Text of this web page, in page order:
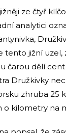
ze čtyř
analytici
tento jižní uzel,
čarou dělí
Družkivky
zhruba 25
o kilometry na